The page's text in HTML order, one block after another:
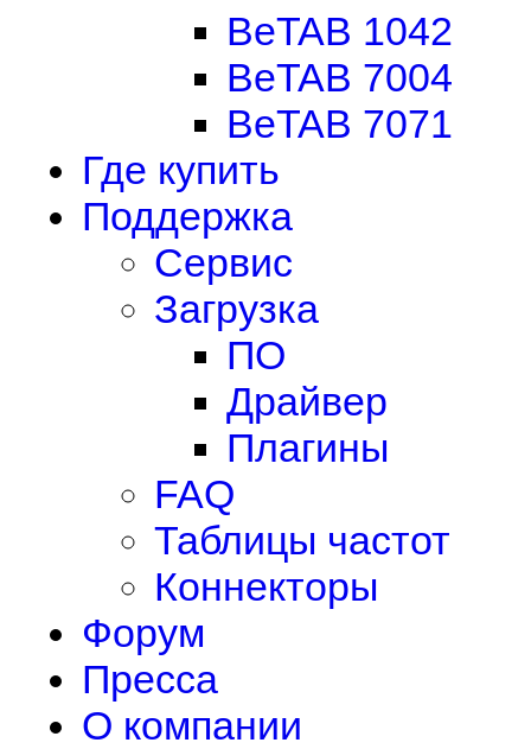
BeTAB 1042
BeTAB 7004
BeTAB 7071
Где купить
Поддержка
Сервис
Загрузка
ПО
Драйвер
Плагины
FAQ
Таблицы частот
Коннекторы
Форум
Пресса
О компании